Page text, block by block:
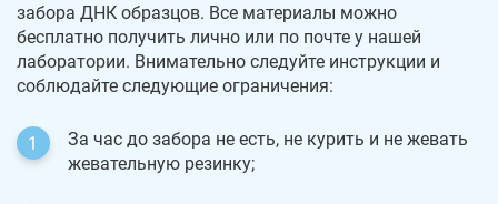
забора ДНК образцов. Все материалы можно
бесплатно получить лично или по почте у нашей
лаборатории. Внимательно следуйте инструкции и
соблюдайте следующие ограничения:
За час до забора не есть, не курить и не жевать
жевательную резинку;